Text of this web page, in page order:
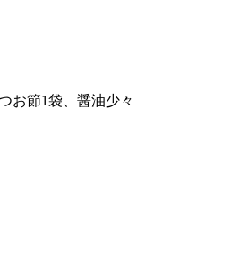
お節1袋、醤油少々